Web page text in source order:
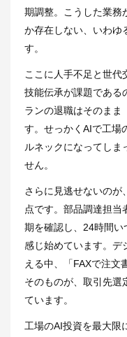
期調整。こうした業務
か存在しない、いわゆ
す。
ここに人手不足と世代
技能伝承が課題である
ランの退職はそのまま
す。せっかくAIで工場
ルネックになってしま
せん。
さらに見逃せないのが
点です。部品調達担当
期を確認し、24時間い
感じ始めています。デ
える中、「FAXで注文
そのものが、取引先選
ています。
工場のAI投資を最大限